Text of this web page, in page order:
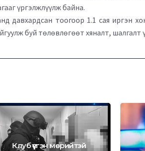
үргэлжлүүлж байна.
давхардсан тоогоор 1.1 сая иргэн
буй төлөвлөгөөт хяналт, шалгалт
Клуб үүсгэн мөрийтэй